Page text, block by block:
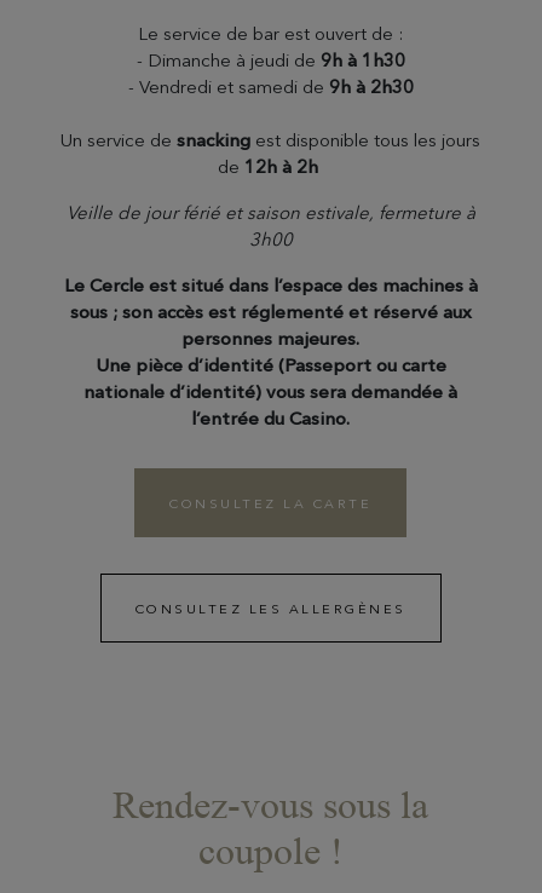
Le service de bar est ouvert de :
- Dimanche à jeudi de 9h à 1h30
- Vendredi et samedi de 9h à 2h30
Un service desnacking est disponible tous les jours
de 12h à 2h
Veille de jour férié et saison estivale, fermeture à
3h00
Le Cercle est situé dans l’espace des machines à
sous ; son accès est réglementé et réservé aux
personnes majeures.
Une pièce d’identité (Passeport ou carte
nationale d’identité) vous sera demandée à
l’entrée du Casino.
CONSULTEZ LA CARTE
CONSULTEZ LES ALLERGÈNES
Rendez-vous sous la
coupole !